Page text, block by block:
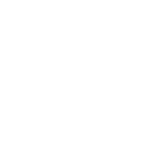
Monate sollten
mehrere
Geburt erholen
Zunächst gilt es,
erzielte
Muskulatur
konstant halten